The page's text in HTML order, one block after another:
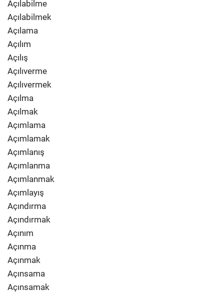
Açılabilme
Açılabilmek
Açılama
Açılım
Açılış
Açılıverme
Açılıvermek
Açılma
Açılmak
Açımlama
Açımlamak
Açımlanış
Açımlanma
Açımlanmak
Açımlayış
Açındırma
Açındırmak
Açınım
Açınma
Açınmak
Açınsama
Açınsamak